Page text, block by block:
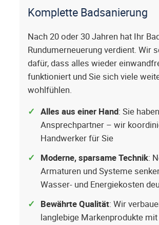
Komplette Badsanierung
Nach 20 oder 30 Jahren hat Ihr
Rundumerneuerung verdient. Wir
dafür, dass alles wieder
funktioniert und Sie sich viele
wohlfühlen.
Alles aus einer Hand: Sie
Ansprechpartner – wir
Handwerker für Sie
Moderne, sparsame Technik:
Armaturen und Systeme
Wasser- und Energiekosten
Bewährte Qualität: Wir
langlebige Markenprodukte